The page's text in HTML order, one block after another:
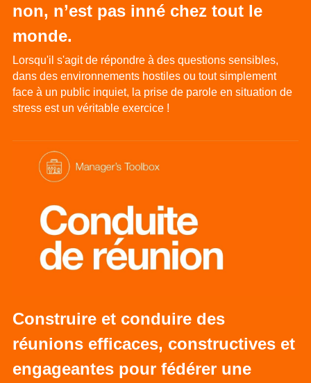
non, n’est pas inné chez tout le
monde.
Lorsqu'il s'agit de répondre à des questions sensibles,
dans des environnements hostiles ou tout simplement
face à un public inquiet, la prise de parole en situation de
stress est un véritable exercice !
Construire et conduire des
réunions efficaces, constructives et
engageantes pour fédérer une